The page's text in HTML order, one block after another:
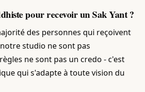
pour recevoir un Sak Yant ?
des personnes qui reçoivent
studio ne sont pas
ne sont pas un credo - c'est
qui s'adapte à toute vision du